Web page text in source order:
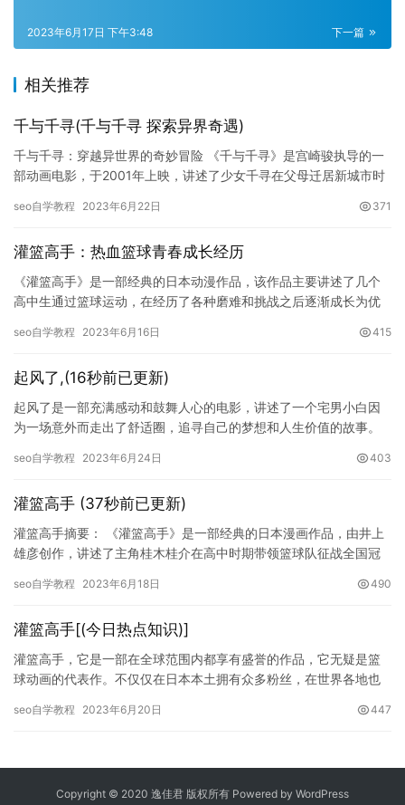
下一篇
2023年6月17日 下午3:48
相关推荐
千与千寻(千与千寻 探索异界奇遇)
千与千寻：穿越异世界的奇妙冒险 《千与千寻》是宫崎骏执导的一
部动画电影，于2001年上映，讲述了少女千寻在父母迁居新城市时
seo自学教程 2023年6月22日 371
灌篮高手：热血篮球青春成长经历
《灌篮高手》是一部经典的日本动漫作品，该作品主要讲述了几个
高中生通过篮球运动，在经历了各种磨难和挑战之后逐渐成长为优
时也风…
seo自学教程 2023年6月16日 415
起风了,(16秒前已更新)
起风了是一部充满感动和鼓舞人心的电影，讲述了一个宅男小白因
为一场意外而走出了舒适圈，追寻自己的梦想和人生价值的故事。
题。 …
seo自学教程 2023年6月24日 403
灌篮高手 (37秒前已更新)
灌篮高手摘要： 《灌篮高手》是一部经典的日本漫画作品，由井上
雄彦创作，讲述了主角桂木桂介在高中时期带领篮球队征战全国冠
篮球…
seo自学教程 2023年6月18日 490
灌篮高手[(今日热点知识)]
灌篮高手，它是一部在全球范围内都享有盛誉的作品，它无疑是篮
球动画的代表作。不仅仅在日本本土拥有众多粉丝，在世界各地也
智的台…
seo自学教程 2023年6月20日 447
Copyright © 2020 逸佳君 版权所有 Powered by WordPress